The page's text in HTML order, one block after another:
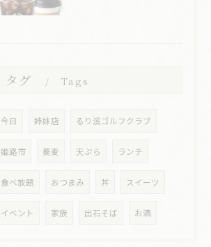
タグ Tags
今日 姉妹店 るり溪ゴルフクラブ
姫路市 蕎麦 天ぷら ランチ
食べ放題 おつまみ 丼 スイーツ
イベント 家族 出石そば お酒